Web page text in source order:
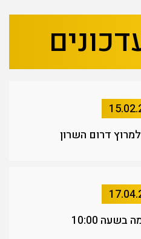
דרום השרון
10:00